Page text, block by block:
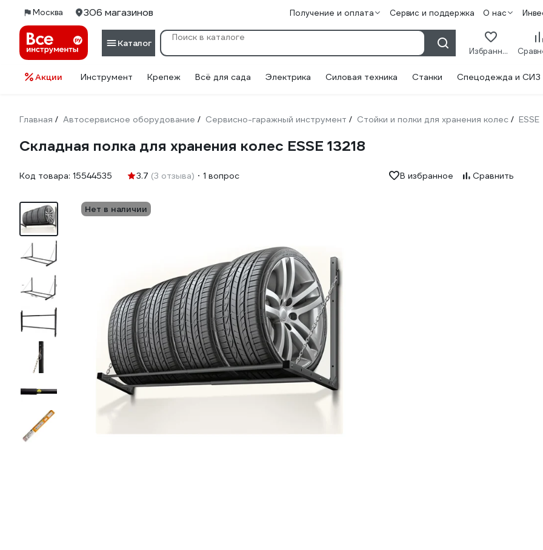
Москва 306 магазинов Получение и оплата Сервис и поддержка О нас
Каталог
Избранное
Акции Инструмент Крепеж Всё для сада Электрика Силовая техника Станки Спецодежда и СИЗ
Главная / Автосервисное оборудование / Сервисно-гаражный инструмент / Стойки и полки для хранения колес / ESSE
Складная полка для хранения колес ESSE 13218
Код товара: 15544535 3.7 (3 отзыва) 1 вопрос В избранное Сравнить
Нет в наличии